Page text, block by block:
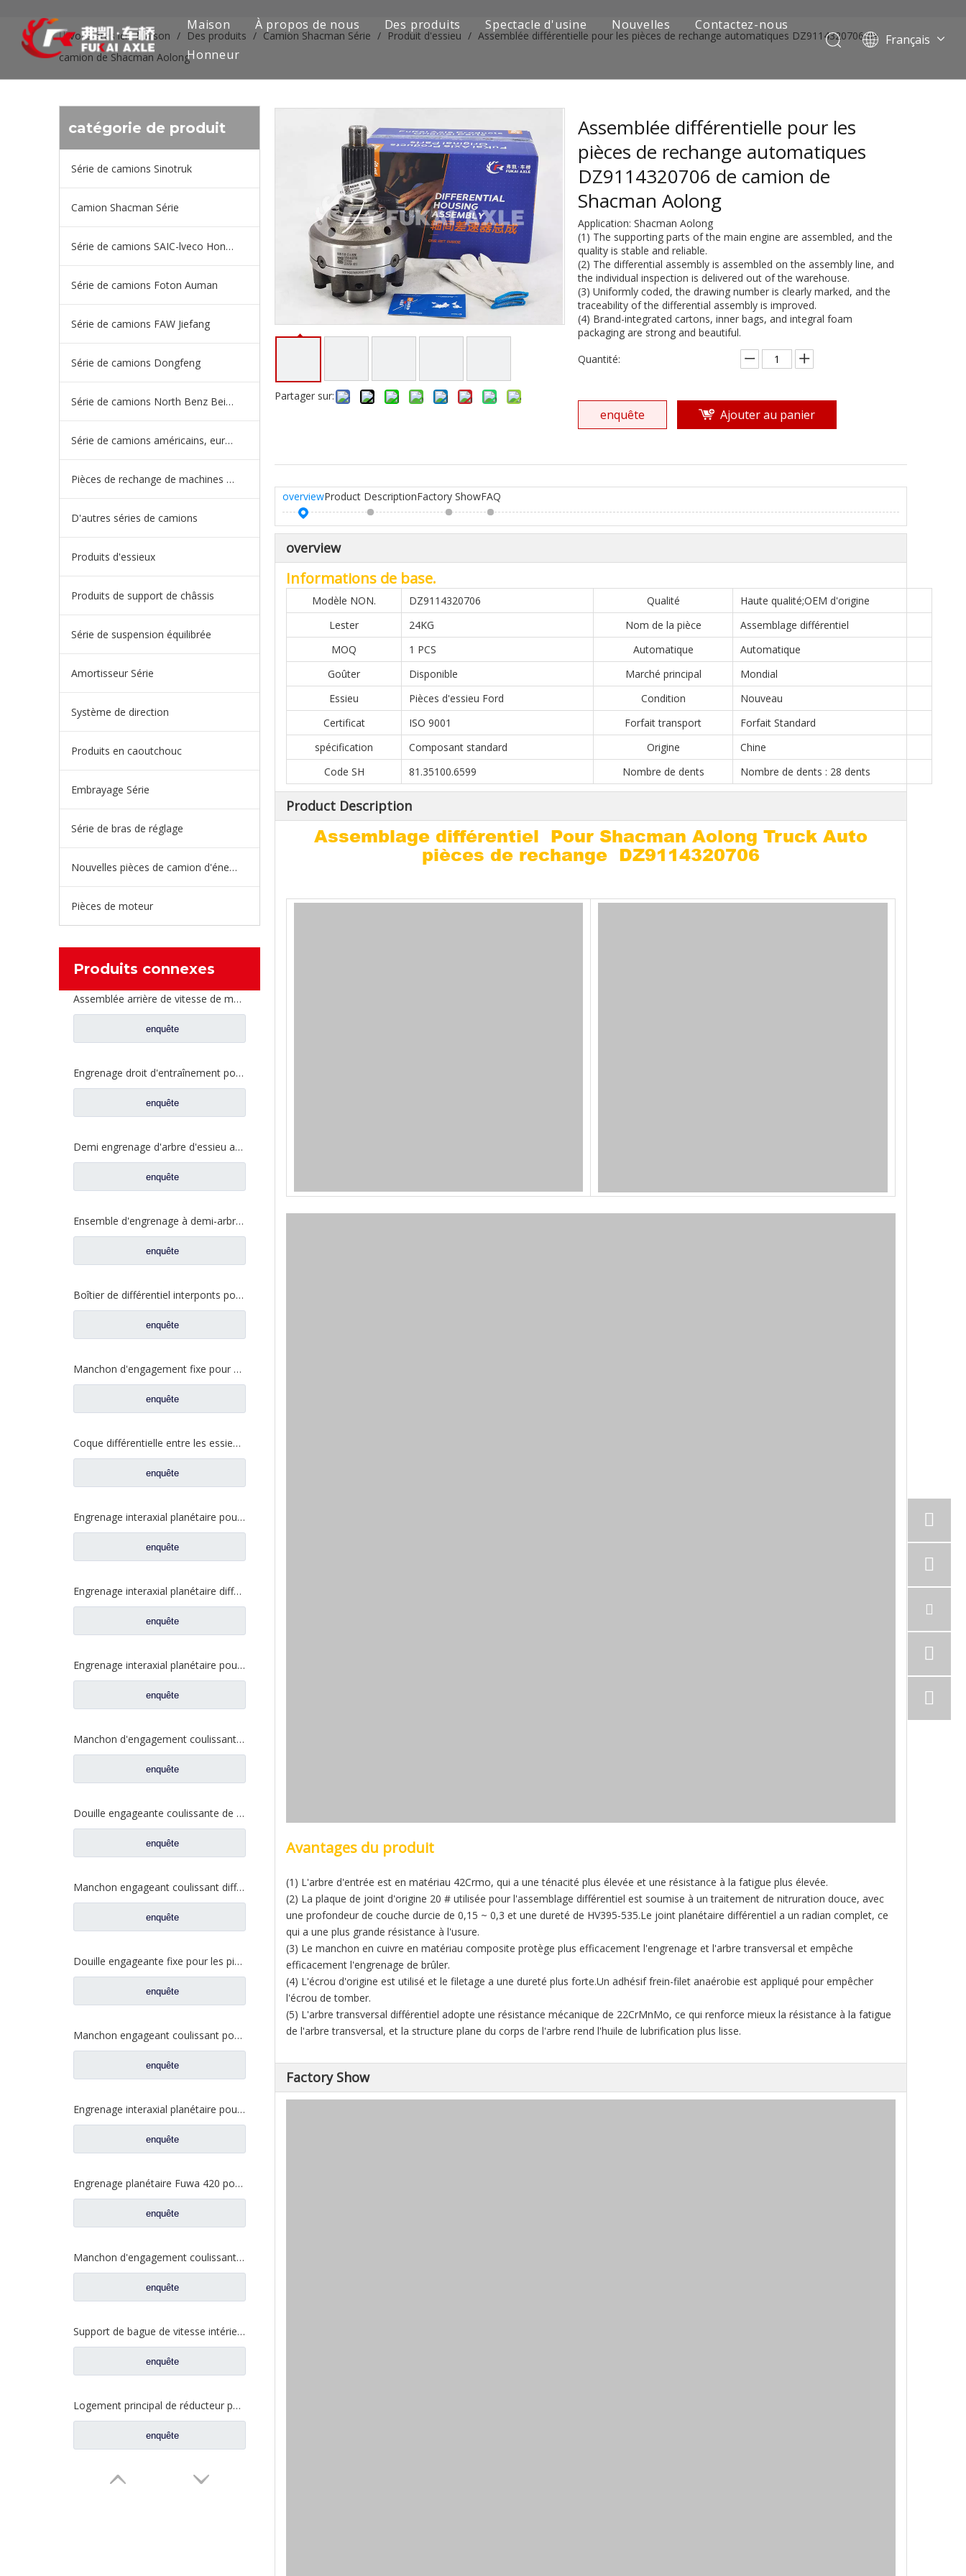
Maison À propos de nous Des produits
Série de camions SAIC-lveco Hongyan
Série de camions Foton Auman
Série de camions FAW Jiefang
Série de camions Dongfeng
Série de camions européens et japonais
Pièces de rechange de machines d'ingénierie de camion minier
D'autres séries de camions
Spectacle d'usine Nouvelles
Contactez-nous
Honneur
Français
Pусский
Vous êtes ici: Maison / Des produits / Camion Shacman Série / Produit d'essieu / Assemblée différentielle pour les pièces de rechange automatiques DZ9114320706 de
camion de Shacman Aolong
catégorie de produit
Série de camions Sinotruk
Camion Shacman Série
Série de camions SAIC-lveco Hongyan
Série de camions Foton Auman
Série de camions FAW Jiefang
Série de camions Dongfeng
Série de camions North Benz Beiben
Série de camions américains, européens et japonais
Pièces de rechange de machines d'ingénierie de camion minier
D'autres séries de camions
Produits d'essieux
Produits de support de châssis
Série de suspension équilibrée
Amortisseur Série
Système de direction
Produits en caoutchouc
Embrayage Série
Série de bras de réglage
Nouvelles pièces de camion d'énergie
Pièces de moteur
Produits connexes
Assemblée arrière de vitesse de moitié d'arbre pour les pièces de rechange CE0400A0-5 de camion de Ford
enquête
Engrenage droit d'entraînement pour pièces de camion Fuwa CD0406M0-2
enquête
Demi engrenage d'arbre d'essieu arrière pour pièces de rechange de camion Ford CE0402M0-9
enquête
Ensemble d'engrenage à demi-arbre arrière pour pièces de rechange de camion Ford CD0041A0-6
enquête
Boîtier de différentiel interponts pour pièces de camion Fuwa AY0412M0-8
enquête
Manchon d'engagement fixe pour pièces de rechange de camion Ford 2SBF0052M0-0
enquête
Coque différentielle entre les essieux pour pièces de camion Fuwa AZ0042M0-8
enquête
Engrenage interaxial planétaire pour pièces de camion Fuwa CF0001M0-5
enquête
Engrenage interaxial planétaire différentiel inter-essieux pour pièces de camion Fuwa CF0402M0-0
enquête
Engrenage interaxial planétaire pour pièces de camion Fuwa 2SCF0040M0-8
enquête
Manchon d'engagement coulissant inter-essieux pour pièces de rechange de camion Ford BF0401M0-8
enquête
Douille engageante coulissante de serrure différentielle pour les pièces de rechange 2SBF0053M0-1 de camion de Ford
enquête
Manchon engageant coulissant différentiel pour les pièces de rechange 2SBF0051M0-9 de camion de Ford d'axe de Fuwa 470
enquête
Douille engageante fixe pour les pièces de rechange 2SBF0050M0-8 de camion de Ford d'axe de Fuwa 470
enquête
Manchon engageant coulissant pour les pièces de rechange BF0047M0-4 de camion de Ford d'axe de Fuwa 330
enquête
Engrenage interaxial planétaire pour pièces d'essieu arrière Fuhua CF0040M0-8
enquête
Engrenage planétaire Fuwa 420 pour pièces de camion Fuwa CF0401M0-9
enquête
Manchon d'engagement coulissant inter-essieux pour pièces de rechange de camion à essieux Fuwa 330 BF0044M0-1
enquête
Support de bague de vitesse intérieure Fuwa 330 pour pièces de rechange de camion Fuwa 330 essieu Ford FC0040M0-8
enquête
Logement principal de réducteur pour pour les pièces de rechange 2SBA0001A0-7 de camion de Ford d'axe de Fuwa
enquête
Partager sur:
Assemblée différentielle pour les
pièces de rechange automatiques
DZ9114320706 de camion de
Shacman Aolong
Application: Shacman Aolong
(1) The supporting parts of the main engine are assembled, and the
quality is stable and reliable.
(2) The differential assembly is assembled on the assembly line, and
the individual inspection is delivered out of the warehouse.
(3) Uniformly coded, the drawing number is clearly marked, and the
traceability of the differential assembly is improved.
(4) Brand-integrated cartons, inner bags, and integral foam
packaging are strong and beautiful.
Quantité:
enquête Ajouter au panier
overviewProduct DescriptionFactory ShowFAQ
overview
Informations de base.
Modèle NON. DZ9114320706 Qualité
Haute qualité;OEM d'origine
Lester
24KG Nom de la pièce
Assemblage différentiel
MOQ
1 PCS Automatique
Automatique
Goûter
Disponible Marché principal
Mondial
Essieu
Pièces d'essieu Ford Condition
Nouveau
Certificat
ISO 9001 Forfait transport
Forfait Standard
spécification
Composant standard Origine
Chine
Code SH
81.35100.6599 Nombre de dents Nombre de dents : 28 dents
Product Description
Assemblage différentiel Pour Shacman Aolong Truck Auto
pièces de rechange DZ9114320706
Avantages du produit
(1) L'arbre d'entrée est en matériau 42Crmo, qui a une ténacité plus élevée et une résistance à la fatigue plus élevée.
(2) La plaque de joint d'origine 20 # utilisée pour l'assemblage différentiel est soumise à un traitement de nitruration douce, avec
une profondeur de couche durcie de 0,15 ~ 0,3 et une dureté de HV395-535.Le joint planétaire différentiel a un radian complet, ce
qui a une plus grande résistance à l'usure.
(3) Le manchon en cuivre en matériau composite protège plus efficacement l'engrenage et l'arbre transversal et empêche
efficacement l'engrenage de brûler.
(4) L'écrou d'origine est utilisé et le filetage a une dureté plus forte.Un adhésif frein-filet anaérobie est appliqué pour empêcher
l'écrou de tomber.
(5) L'arbre transversal différentiel adopte une résistance mécanique de 22CrMnMo, ce qui renforce mieux la résistance à la fatigue
de l'arbre transversal, et la structure plane du corps de l'arbre rend l'huile de lubrification plus lisse.
Factory Show